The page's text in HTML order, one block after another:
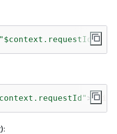
"$context.requestId",
> <